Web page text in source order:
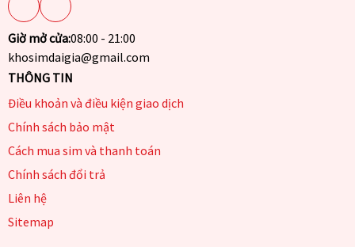
Giờ mở cửa:08:00 - 21:00
khosimdaigia@gmail.com
THÔNG TIN
Điều khoản và điều kiện giao dịch
Chính sách bảo mật
Cách mua sim và thanh toán
Chính sách đổi trả
Liên hệ
Sitemap